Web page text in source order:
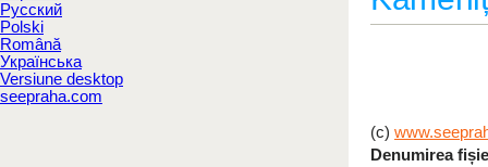
Русский
Polski
Română
Українська
Versiune desktop
seepraha.com
(c)
Denumirea